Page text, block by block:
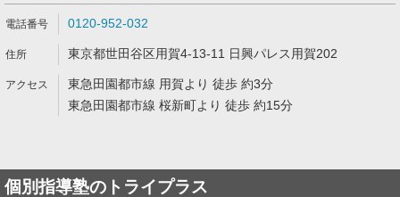
0120-952-032
東京都世田谷区用賀4-13-11 日興パレス用賀202
東急田園都市線 用賀より 徒歩 約3分
東急田園都市線 桜新町より 徒歩 約15分
個別指導塾のトライプラス